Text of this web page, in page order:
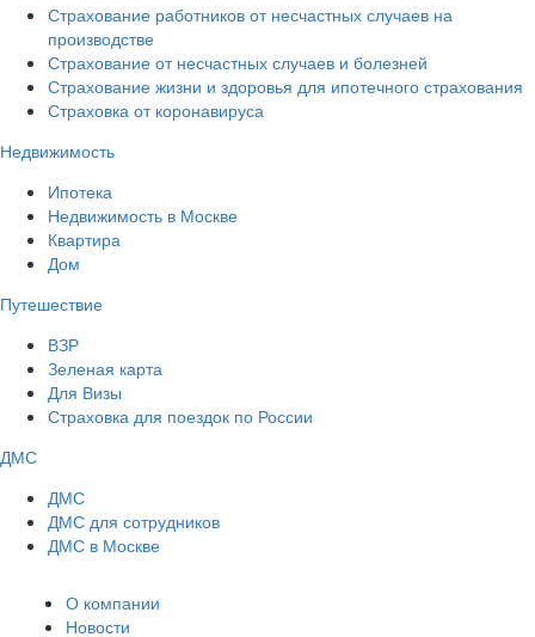
Страхование работников от несчастных случаев на
производстве
Страхование от несчастных случаев и болезней
Страхование жизни и здоровья для ипотечного страхования
Страховка от коронавируса
Недвижимость
Ипотека
Недвижимость в Москве
Квартира
Дом
Путешествие
ВЗР
Зеленая карта
Для Визы
Страховка для поездок по России
ДМС
ДМС
ДМС для сотрудников
ДМС в Москве
О компании
Новости